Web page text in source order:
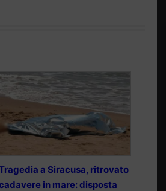
a Siracusa, ritrovato
in mare: disposta